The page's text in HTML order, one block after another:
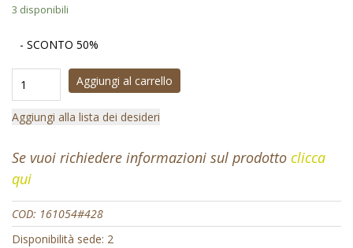
3 disponibili
- SCONTO 50%
Aggiungi al carrello
Aggiungi alla lista dei desideri
Se vuoi richiedere informazioni sul prodotto clicca
qui
COD: 161054#428
Disponibilità sede: 2